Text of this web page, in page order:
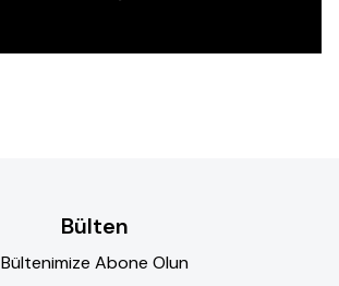
Bülten
Bültenimize Abone Olun